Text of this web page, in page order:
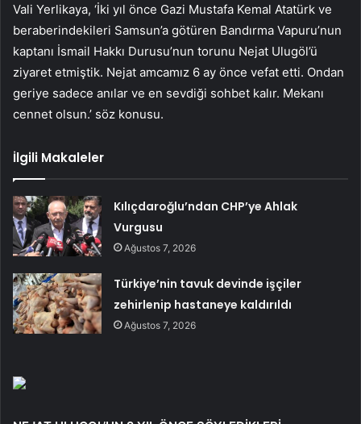
Vali Yerlikaya, ‘İki yıl önce Gazi Mustafa Kemal Atatürk ve
beraberindekileri Samsun’a götüren Bandırma Vapuru’nun
kaptanı İsmail Hakkı Durusu’nun torunu Nejat Ulugöl’ü
ziyaret etmiştik. Nejat amcamız 6 ay önce vefat etti. Ondan
geriye sadece anılar ve en sevdiği sohbet kalır. Mekanı
cennet olsun.’ söz konusu.
İlgili Makaleler
Kılıçdaroğlu’ndan CHP’ye Ahlak
Vurgusu
Ağustos 7, 2026
Türkiye’nin tavuk devinde işçiler
zehirlenip hastaneye kaldırıldı
Ağustos 7, 2026